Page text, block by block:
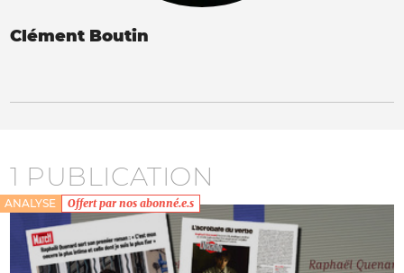
Clément Boutin
1 PUBLICATION
ANALYSE Offert par nos abonné.e.s